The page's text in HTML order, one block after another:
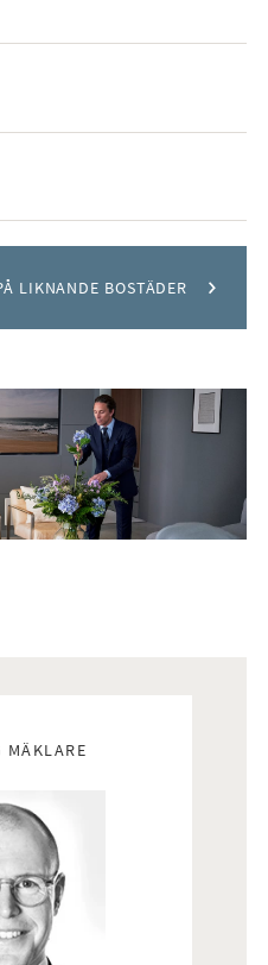
kombinerar stil, komfort
chansen – välkommen på
LIKNANDE BOSTÄDER
MÄKLARE